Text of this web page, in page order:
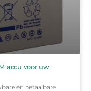
accu voor uw
en betaalbare